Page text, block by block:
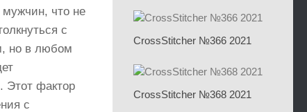
что не
с
но в любом
Этот фактор
с
CrossStitcher №366 2021
CrossStitcher №368 2021